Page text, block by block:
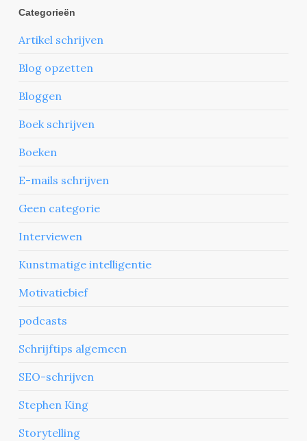
Categorieën
Artikel schrijven
Blog opzetten
Bloggen
Boek schrijven
Boeken
E-mails schrijven
Geen categorie
Interviewen
Kunstmatige intelligentie
Motivatiebief
podcasts
Schrijftips algemeen
SEO-schrijven
Stephen King
Storytelling